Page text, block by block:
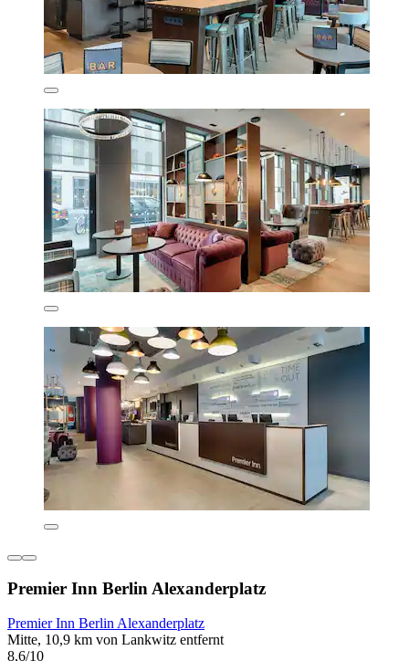
Premier Inn Berlin Alexanderplatz
Premier Inn Berlin Alexanderplatz
Mitte, 10,9 km von Lankwitz entfernt
8,6/10